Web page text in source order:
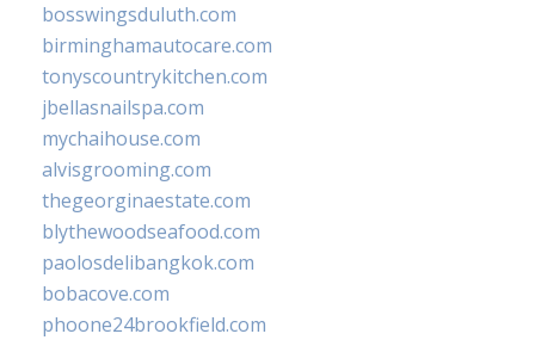
bosswingsduluth.com
birminghamautocare.com
tonyscountrykitchen.com
jbellasnailspa.com
mychaihouse.com
alvisgrooming.com
thegeorginaestate.com
blythewoodseafood.com
paolosdelibangkok.com
bobacove.com
phoone24brookfield.com